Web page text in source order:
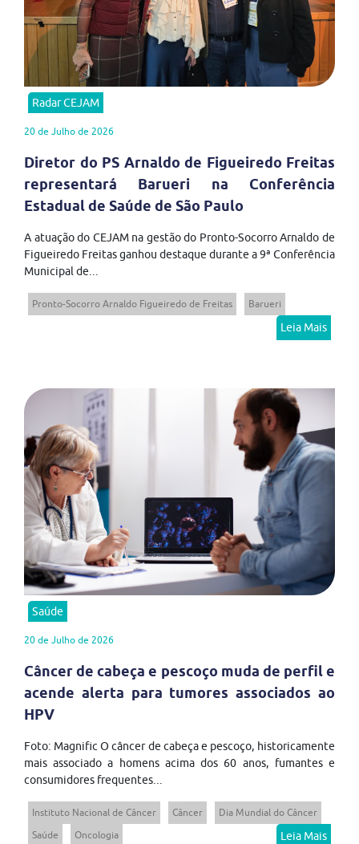
Radar CEJAM
20 de Julho de 2026
Diretor do PS Arnaldo de Figueiredo Freitas
representará Barueri na Conferência
Estadual de Saúde de São Paulo
A atuação do CEJAM na gestão do Pronto-Socorro Arnaldo de
Figueiredo Freitas ganhou destaque durante a 9ª Conferência
Municipal de...
Pronto-Socorro Arnaldo Figueiredo de Freitas Barueri
Leia Mais
Saúde
20 de Julho de 2026
Câncer de cabeça e pescoço muda de perfil e
acende alerta para tumores associados ao
HPV
Foto: Magnific O câncer de cabeça e pescoço, historicamente
mais associado a homens acima dos 60 anos, fumantes e
consumidores frequentes...
Instituto Nacional de Câncer Câncer
Dia Mundial do Câncer
Saúde
Oncologia Leia Mais